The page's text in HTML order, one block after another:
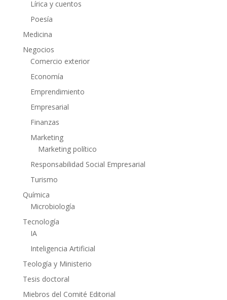
Lírica y cuentos
Poesía
Medicina
Negocios
Comercio exterior
Economía
Emprendimiento
Empresarial
Finanzas
Marketing
Marketing político
Responsabilidad Social Empresarial
Turismo
Química
Microbiología
Tecnología
IA
Inteligencia Artificial
Teología y Ministerio
Tesis doctoral
Miebros del Comité Editorial